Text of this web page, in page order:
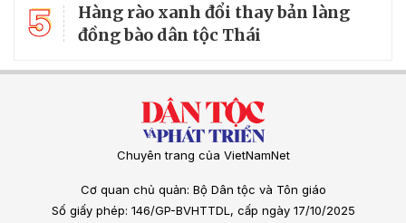
5
Hàng rào xanh đổi thay bản làng
đồng bào dân tộc Thái
Chuyên trang của VietNamNet
Cơ quan chủ quản: Bộ Dân tộc và Tôn giáo
Số giấy phép: 146/GP-BVHTTDL, cấp ngày 17/10/2025